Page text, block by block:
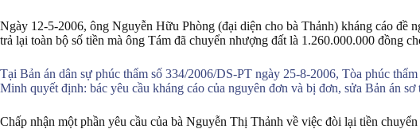
Ngày 12-5-2006, ông Nguyễn Hữu Phòng (đại diện cho bà Thảnh) kháng cáo đề
trả lại toàn bộ số tiền mà ông Tám đã chuyển nhượng đất là 1.260.000.000 đồng
Tại Bản án dân sự phúc thẩm số 334/2006/DS-PT ngày 25-8-2006, Tòa phúc
Minh quyết định: bác yêu cầu kháng cáo của nguyên đơn và bị đơn, sửa Bản án sơ
Chấp nhận một phần yêu cầu của bà Nguyễn Thị Thảnh về việc đòi lại tiền